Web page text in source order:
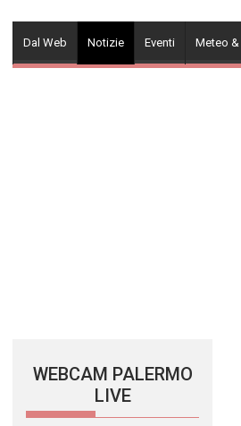
contentDal Web Notizie Eventi Meteo
WEBCAM PALERMO
LIVE